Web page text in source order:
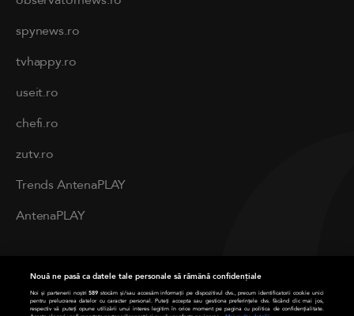
spynews.ro
tvhappy.ro
useit.ro
chefi.ro
zutv.ro
Trends AntenaPLAY
AntenaPLAY
Cod deontologic
Nouă ne pasă ca datele tale personale să rămână confidențiale
Noi și partenerii noștri589 stocăm și/sau accesăm informații pe dispozitivul dvs., precum identificatorii cookie unici
pentru prelucrarea datelor cu caracter personal. Puteți accepta sau gestiona preferințele dvs. făcând clic mai jos,
respectiv vă puteți opune utilizării unui interes legitim în orice moment pe pagina cu politica de confidențialitate.